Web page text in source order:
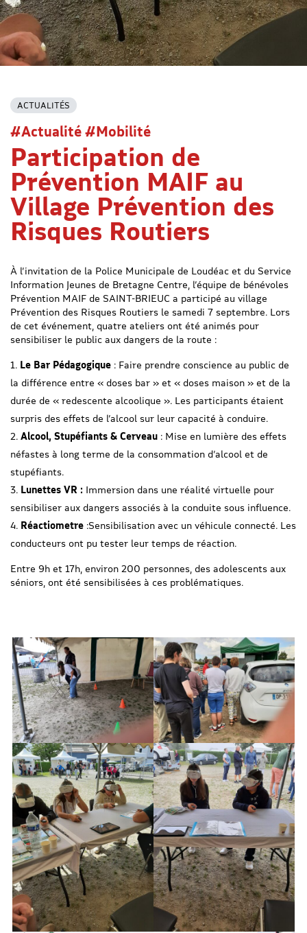
ACTUALITÉS
#Actualité #Mobilité
Participation de
Prévention MAIF au
Village Prévention des
Risques Routiers
À l’invitation de la Police Municipale de Loudéac et du Service
Information Jeunes de Bretagne Centre, l’équipe de bénévoles
Prévention MAIF de SAINT-BRIEUC a participé au village
Prévention des Risques Routiers le samedi 7 septembre. Lors
de cet événement, quatre ateliers ont été animés pour
sensibiliser le public aux dangers de la route :
Le Bar Pédagogique : Faire prendre conscience au public de
la différence entre « doses bar » et « doses maison » et de la
durée de « redescente alcoolique ». Les participants étaient
surpris des effets de l’alcool sur leur capacité à conduire.
Alcool, Stupéfiants & Cerveau : Mise en lumière des effets
néfastes à long terme de la consommation d’alcool et de
stupéfiants.
Lunettes VR : Immersion dans une réalité virtuelle pour
sensibiliser aux dangers associés à la conduite sous influence.
Réactiometre :Sensibilisation avec un véhicule connecté. Les
conducteurs ont pu tester leur temps de réaction.
Entre 9h et 17h, environ 200 personnes, des adolescents aux
séniors, ont été sensibilisées à ces problématiques.